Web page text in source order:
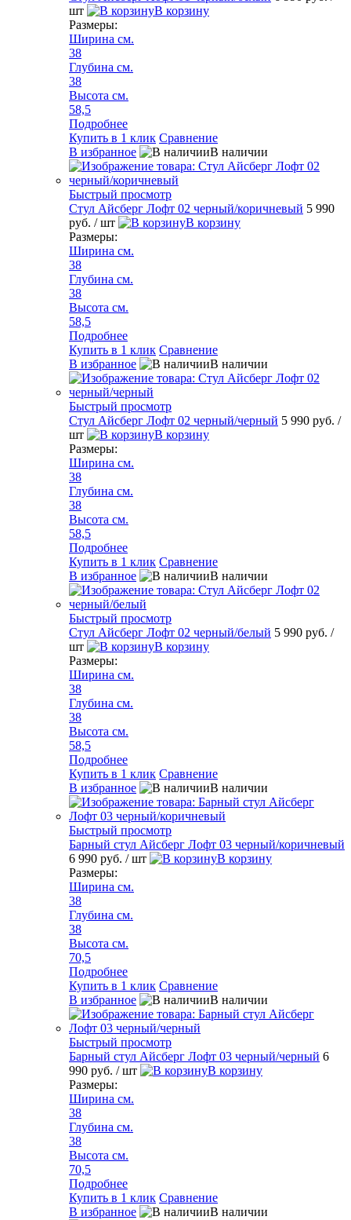
шт
В корзину
Размеры:
Ширина см.
38
Глубина см.
38
Высота см.
58,5
Подробнее
Купить в 1 клик Сравнение
В избранное
В наличии
Быстрый просмотр
Стул Айсберг Лофт 02 черный/коричневый 5 990
руб. / шт
В корзину
Размеры:
Ширина см.
38
Глубина см.
38
Высота см.
58,5
Подробнее
Купить в 1 клик Сравнение
В избранное
В наличии
Быстрый просмотр
Стул Айсберг Лофт 02 черный/черный 5 990 руб. /
шт
В корзину
Размеры:
Ширина см.
38
Глубина см.
38
Высота см.
58,5
Подробнее
Купить в 1 клик Сравнение
В избранное
В наличии
Быстрый просмотр
Стул Айсберг Лофт 02 черный/белый 5 990 руб. /
шт
В корзину
Размеры:
Ширина см.
38
Глубина см.
38
Высота см.
58,5
Подробнее
Купить в 1 клик Сравнение
В избранное
В наличии
Быстрый просмотр
Барный стул Айсберг Лофт 03 черный/коричневый
6 990 руб. / шт
В корзину
Размеры:
Ширина см.
38
Глубина см.
38
Высота см.
70,5
Подробнее
Купить в 1 клик Сравнение
В избранное
В наличии
Быстрый просмотр
Барный стул Айсберг Лофт 03 черный/черный 6
990 руб. / шт
В корзину
Размеры:
Ширина см.
38
Глубина см.
38
Высота см.
70,5
Подробнее
Купить в 1 клик Сравнение
В избранное
В наличии